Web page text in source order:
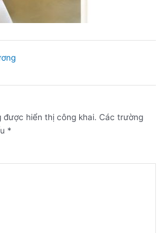
được hiển thị công khai. Các trường
*